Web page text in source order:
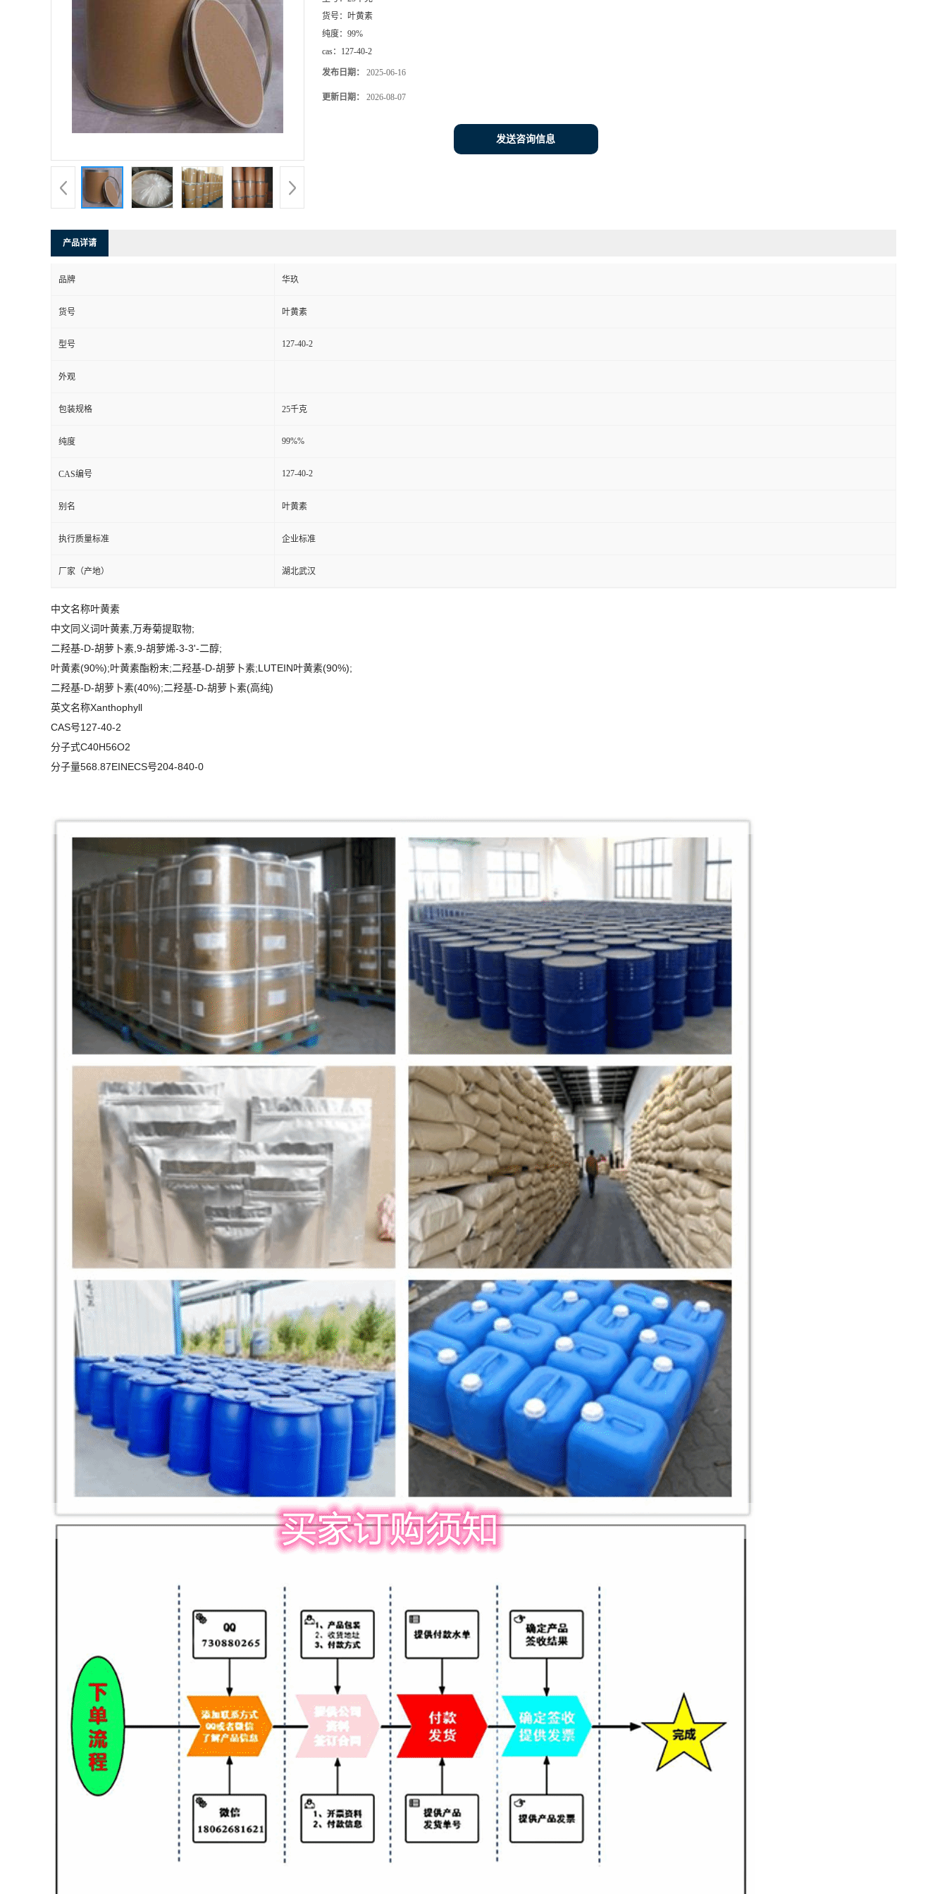
货号： 叶黄素
纯度： 99%
cas： 127-40-2
发布日期： 2025-06-16
更新日期： 2026-08-07
发送咨询信息
产品详请
品牌 华玖
货号 叶黄素
型号 127-40-2
外观
包装规格 25千克
纯度 99%%
CAS编号 127-40-2
别名 叶黄素
执行质量标准 企业标准
厂家（产地） 湖北武汉
中文名称叶黄素
中文同义词叶黄素,万寿菊提取物;
二羟基-D-胡萝卜素,9-胡萝烯-3-3'-二醇;
叶黄素(90%);叶黄素酯粉末;二羟基-D-胡萝卜素;LUTEIN叶黄素(90%);
二羟基-D-胡萝卜素(40%);二羟基-D-胡萝卜素(高纯)
英文名称Xanthophyll
CAS号127-40-2
分子式C40H56O2
分子量568.87EINECS号204-840-0